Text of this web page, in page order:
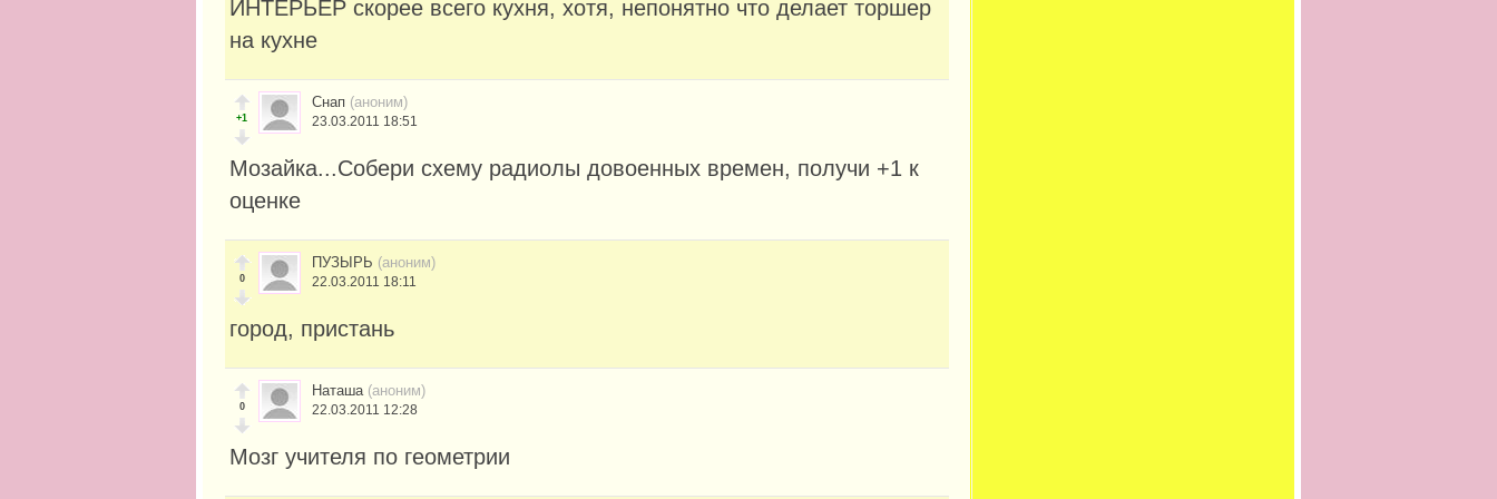
ИНТЕРЬЕР скорее всего кухня, хотя, непонятно что делает торшер
на кухне
+1
Снап (аноним)
23.03.2011 18:51
Мозайка...Собери схему радиолы довоенных времен, получи +1 к
оценке
0
ПУЗЫРЬ (аноним)
22.03.2011 18:11
город, пристань
0
Наташа (аноним)
22.03.2011 12:28
Мозг учителя по геометрии